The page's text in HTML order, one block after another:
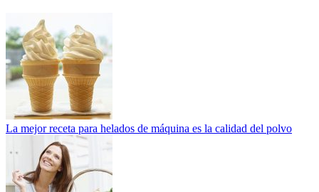
La mejor receta para helados de máquina es la calidad del polvo